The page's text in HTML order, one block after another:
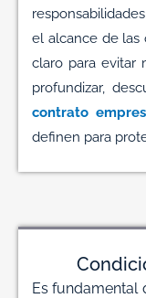
el alcance de las
claro para evitar
profundizar,
contrato
definen para
Es fundamental